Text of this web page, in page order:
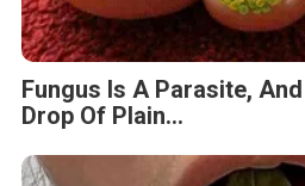
Fungus Is A Parasite,
Drop Of Plain...